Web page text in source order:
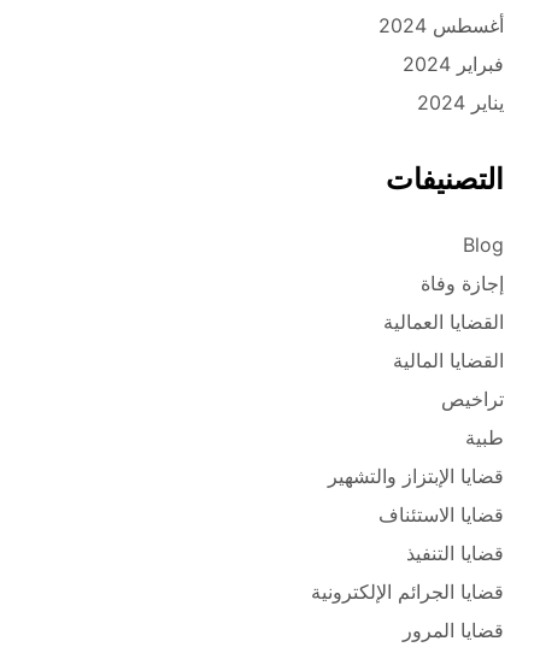
أغسطس 2024
فبراير 2024
يناير 2024
التصنيفات
Blog
إجازة وفاة
القضايا العمالية
القضايا المالية
تراخيص
طبية
قضايا الإبتزاز والتشهير
قضايا الاستئناف
قضايا التنفيذ
قضايا الجرائم الإلكترونية
قضايا المرور